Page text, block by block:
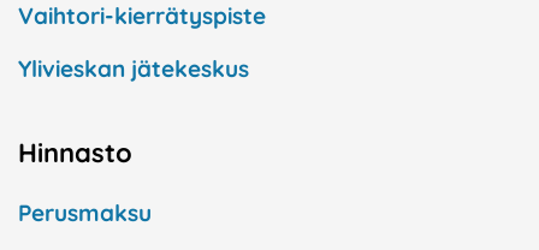
Vaihtori-kierrätyspiste
Ylivieskan jätekeskus
Hinnasto
Perusmaksu